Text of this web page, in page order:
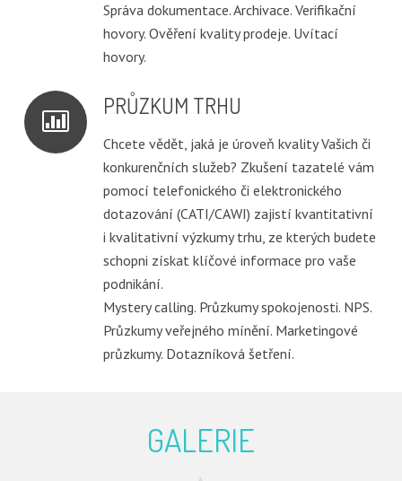
Správa dokumentace. Archivace. Verifikační
hovory. Ověření kvality prodeje. Uvítací
hovory.
PRŮZKUM TRHU
Chcete vědět, jaká je úroveň kvality Vašich či
konkurenčních služeb? Zkušení tazatelé vám
pomocí telefonického či elektronického
dotazování (CATI/CAWI) zajistí kvantitativní
i kvalitativní výzkumy trhu, ze kterých budete
schopni získat klíčové informace pro vaše
podnikání.
Mystery calling. Průzkumy spokojenosti. NPS.
Průzkumy veřejného mínění. Marketingové
průzkumy. Dotazníková šetření.
GALERIE